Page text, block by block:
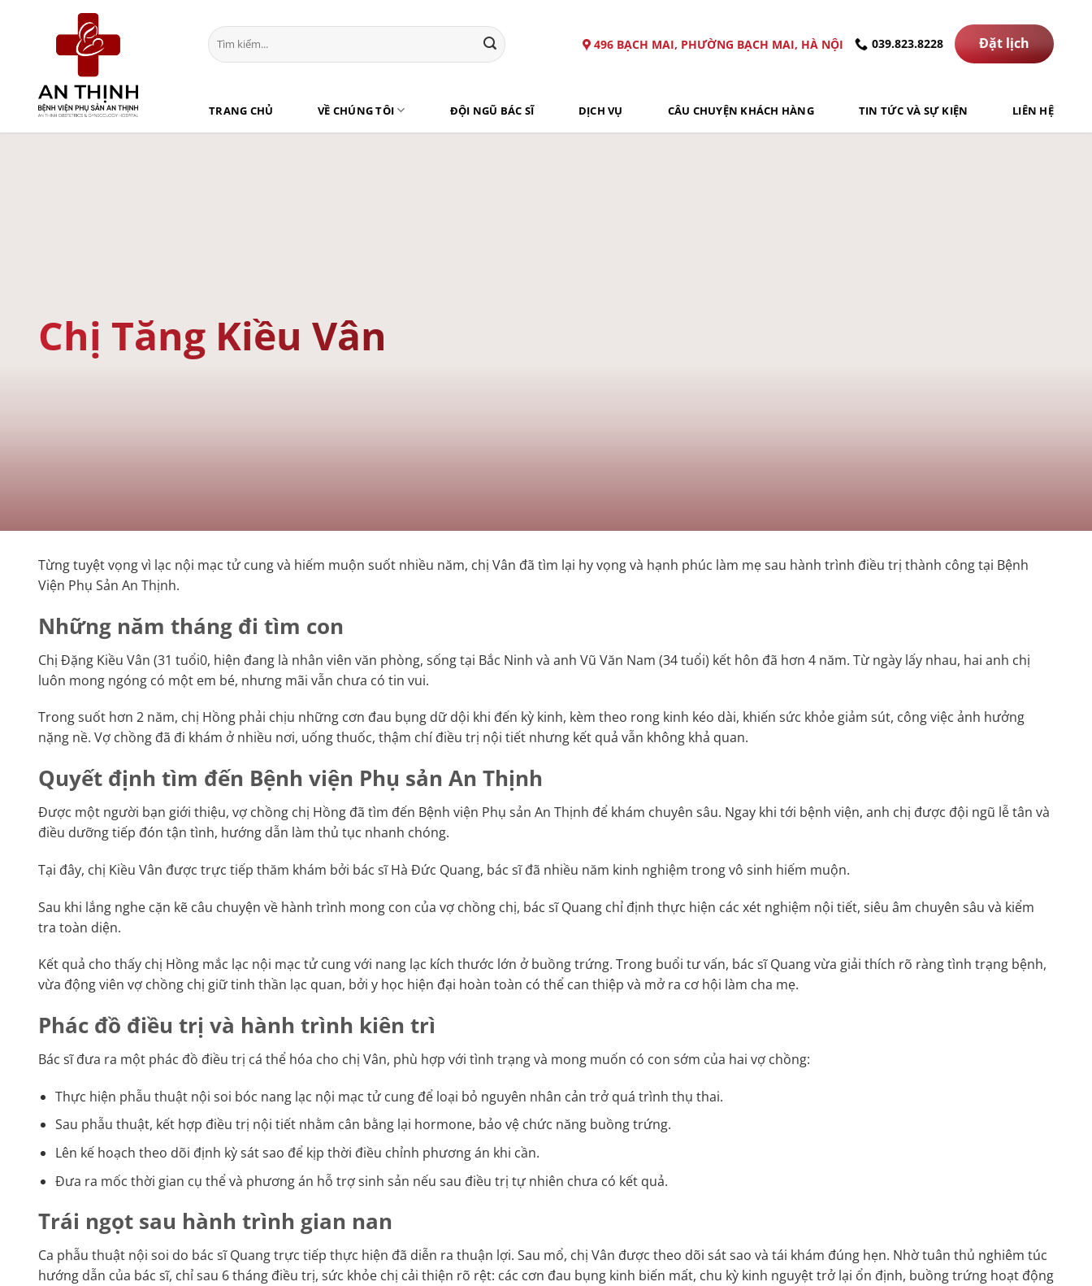
496 BẠCH MAI, PHƯỜNG BẠCH MAI, HÀ NỘI 039.823.8228 Đặt lịch
TRANG CHỦ VỀ CHÚNG TÔI ĐỘI NGŨ BÁC SĨ DỊCH VỤ CÂU CHUYỆN KHÁCH HÀNG TIN TỨC VÀ SỰ KIỆN LIÊN HỆ
Chị Tăng Kiều Vân
Từng tuyệt vọng vì lạc nội mạc tử cung và hiếm muộn suốt nhiều năm, chị Vân đã tìm lại hy vọng và hạnh phúc làm mẹ sau hành trình điều trị thành công tại Bệnh
Viện Phụ Sản An Thịnh.
Những năm tháng đi tìm con
Chị Đặng Kiều Vân (31 tuổi0, hiện đang là nhân viên văn phòng, sống tại Bắc Ninh và anh Vũ Văn Nam (34 tuổi) kết hôn đã hơn 4 năm. Từ ngày lấy nhau, hai anh chị
luôn mong ngóng có một em bé, nhưng mãi vẫn chưa có tin vui.
Trong suốt hơn 2 năm, chị Hồng phải chịu những cơn đau bụng dữ dội khi đến kỳ kinh, kèm theo rong kinh kéo dài, khiến sức khỏe giảm sút, công việc ảnh hưởng
nặng nề. Vợ chồng đã đi khám ở nhiều nơi, uống thuốc, thậm chí điều trị nội tiết nhưng kết quả vẫn không khả quan.
Quyết định tìm đến Bệnh viện Phụ sản An Thịnh
Được một người bạn giới thiệu, vợ chồng chị Hồng đã tìm đến Bệnh viện Phụ sản An Thịnh để khám chuyên sâu. Ngay khi tới bệnh viện, anh chị được đội ngũ lễ tân và
điều dưỡng tiếp đón tận tình, hướng dẫn làm thủ tục nhanh chóng.
Tại đây, chị Kiều Vân được trực tiếp thăm khám bởi bác sĩ Hà Đức Quang, bác sĩ đã nhiều năm kinh nghiệm trong vô sinh hiếm muộn.
Sau khi lắng nghe cặn kẽ câu chuyện về hành trình mong con của vợ chồng chị, bác sĩ Quang chỉ định thực hiện các xét nghiệm nội tiết, siêu âm chuyên sâu và kiểm
tra toàn diện.
Kết quả cho thấy chị Hồng mắc lạc nội mạc tử cung với nang lạc kích thước lớn ở buồng trứng. Trong buổi tư vấn, bác sĩ Quang vừa giải thích rõ ràng tình trạng bệnh,
vừa động viên vợ chồng chị giữ tinh thần lạc quan, bởi y học hiện đại hoàn toàn có thể can thiệp và mở ra cơ hội làm cha mẹ.
Phác đồ điều trị và hành trình kiên trì
Bác sĩ đưa ra một phác đồ điều trị cá thể hóa cho chị Vân, phù hợp với tình trạng và mong muốn có con sớm của hai vợ chồng:
Thực hiện phẫu thuật nội soi bóc nang lạc nội mạc tử cung để loại bỏ nguyên nhân cản trở quá trình thụ thai.
Sau phẫu thuật, kết hợp điều trị nội tiết nhằm cân bằng lại hormone, bảo vệ chức năng buồng trứng.
Lên kế hoạch theo dõi định kỳ sát sao để kịp thời điều chỉnh phương án khi cần.
Đưa ra mốc thời gian cụ thể và phương án hỗ trợ sinh sản nếu sau điều trị tự nhiên chưa có kết quả.
Trái ngọt sau hành trình gian nan
Ca phẫu thuật nội soi do bác sĩ Quang trực tiếp thực hiện đã diễn ra thuận lợi. Sau mổ, chị Vân được theo dõi sát sao và tái khám đúng hẹn. Nhờ tuân thủ nghiêm túc
hướng dẫn của bác sĩ, chỉ sau 6 tháng điều trị, sức khỏe chị cải thiện rõ rệt: các cơn đau bụng kinh biến mất, chu kỳ kinh nguyệt trở lại ổn định, buồng trứng hoạt động